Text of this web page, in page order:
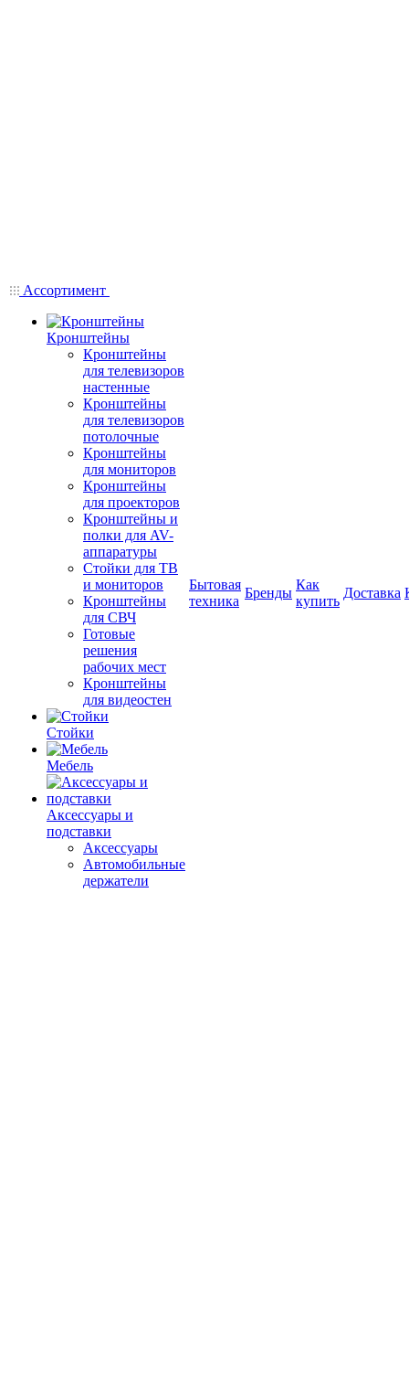
Ассортимент
Кронштейны
Кронштейны
для телевизоров
настенные
Кронштейны
для телевизоров
потолочные
Кронштейны
для мониторов
Кронштейны
для проекторов
Кронштейны и
полки для AV-
аппаратуры
Стойки для ТВ
и мониторов
Кронштейны
для СВЧ
Готовые
решения
рабочих мест
Кронштейны
для видеостен
Стойки
Мебель
Аксессуары и
подставки
Аксессуары
Автомобильные
держатели
Бытовая
техника
Бренды
Как
купить
Доставка